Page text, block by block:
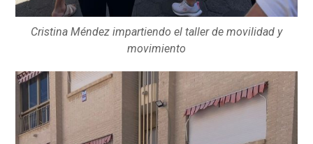
Cristina Méndez impartiendo el taller de movilidad y
movimiento